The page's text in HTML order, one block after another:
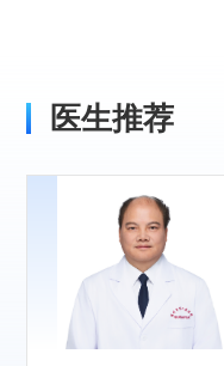
医生推荐
专长：
精神科各类常见疾
病，尤其精神分裂
症、睡眠障碍、焦